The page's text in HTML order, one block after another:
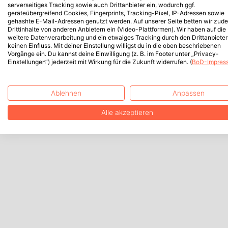
serverseitiges Tracking sowie auch Drittanbieter ein, wodurch ggf.
geräteübergreifend Cookies, Fingerprints, Tracking-Pixel, IP-Adressen sowie
gehashte E-Mail-Adressen genutzt werden. Auf unserer Seite betten wir
Drittinhalte von anderen Anbietern ein (Video-Plattformen). Wir haben auf die
weitere Datenverarbeitung und ein etwaiges Tracking durch den Drittanbieter
keinen Einfluss. Mit deiner Einstellung willigst du in die oben beschriebenen
Vorgänge ein. Du kannst deine Einwilligung (z. B. im Footer unter „Privacy-
Einstellungen“) jederzeit mit Wirkung für die Zukunft widerrufen. (BoD-
Ablehnen Anpassen
Alle akzeptieren